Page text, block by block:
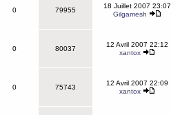
0 79955
18 Juillet 2007 23:07
Gilgamesh
0 80037
12 Avril 2007 22:12
xantox
0 75743
12 Avril 2007 22:09
xantox